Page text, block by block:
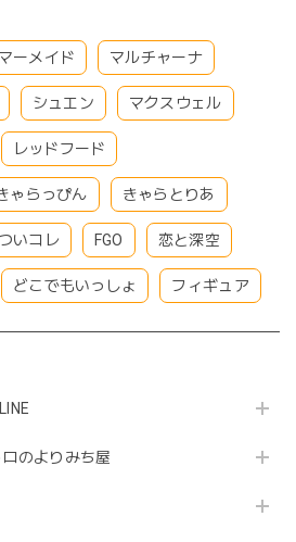
ーメイド マルチャーナ
シュエン マクスウェル
レッドフード
ゃらっぴん きゃらとりあ
ついコレ FGO 恋と深空
どこでもいっしょ フィギュア
ロのよりみち屋